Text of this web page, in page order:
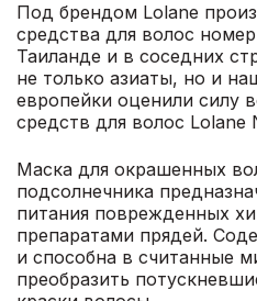
Под брендом Lolane
средства для волос
Таиланде и в соседних
не только азиаты, но и
европейки оценили силу
средств для волос Lolane
Маска для окрашенных
подсолнечника
питания поврежденных
препаратами прядей.
и способна в считанные
преобразить